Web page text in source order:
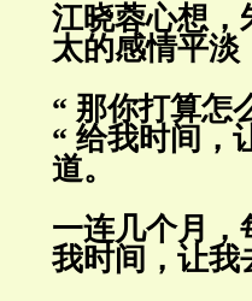
江晓蓉心想，
太的感情平淡
“ 那你打算怎
“ 给我时间，
道。
一连几个月，
我时间，让我